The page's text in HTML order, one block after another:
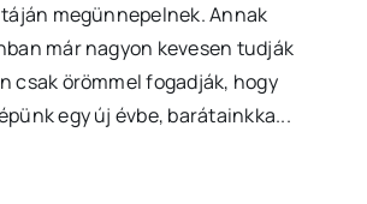
megünnepelnek. Annak
már nagyon kevesen tudják
csak örömmel fogadják, hogy
egy új évbe, barátainkka...